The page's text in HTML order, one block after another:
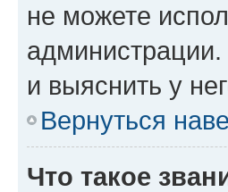
не можете
и выяснить у
Вернуться
Что такое